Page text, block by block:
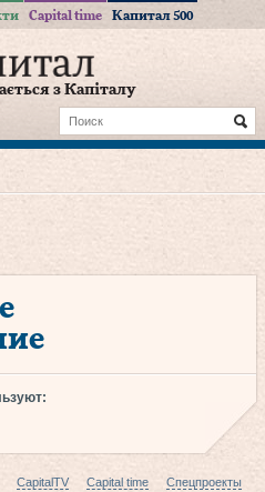
Capital time Капитал 500
з Капіталу
CapitalTV Capital time
Спецпроекты